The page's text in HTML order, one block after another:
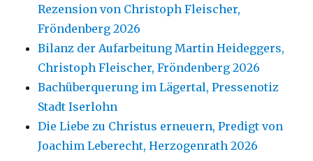
Rezension von Christoph Fleischer,
Fröndenberg 2026
Bilanz der Aufarbeitung Martin Heideggers,
Christoph Fleischer, Fröndenberg 2026
Bachüberquerung im Lägertal, Pressenotiz
Stadt Iserlohn
Die Liebe zu Christus erneuern, Predigt von
Joachim Leberecht, Herzogenrath 2026